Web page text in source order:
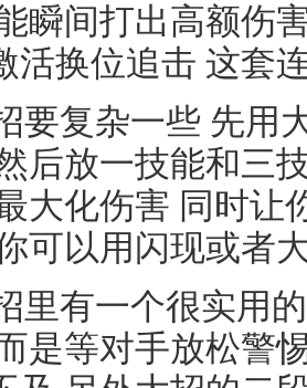
瞬间打出高额伤
活换位追击 这套
要复杂一些 先用
后放一技能和三
大化伤害 同时让
可以用闪现或者
里有一个很实用
是等对手放松警